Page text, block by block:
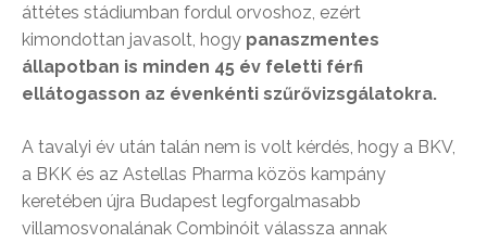
áttétes stádiumban fordul orvoshoz, ezért
kimondottan javasolt, hogy panaszmentes
állapotban is minden 45 év feletti férfi
ellátogasson az évenkénti szűrővizsgálatokra.
A tavalyi év után talán nem is volt kérdés, hogy a BKV,
a BKK és az Astellas Pharma közös kampány
keretében újra Budapest legforgalmasabb
villamosvonalának Combinóit válassza annak